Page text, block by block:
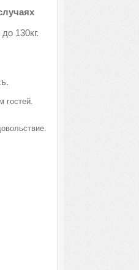
130кг.
гостей.